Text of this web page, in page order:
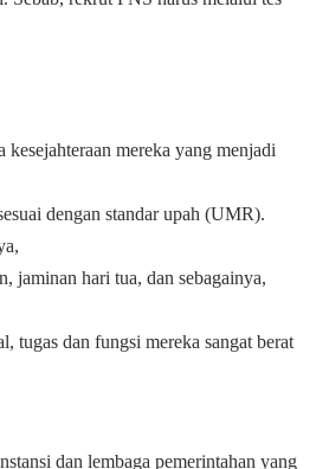
kesejahteraan mereka yang menjadi
dengan standar upah (UMR).
jaminan hari tua, dan sebagainya,
tugas dan fungsi mereka sangat berat
dan lembaga pemerintahan yang